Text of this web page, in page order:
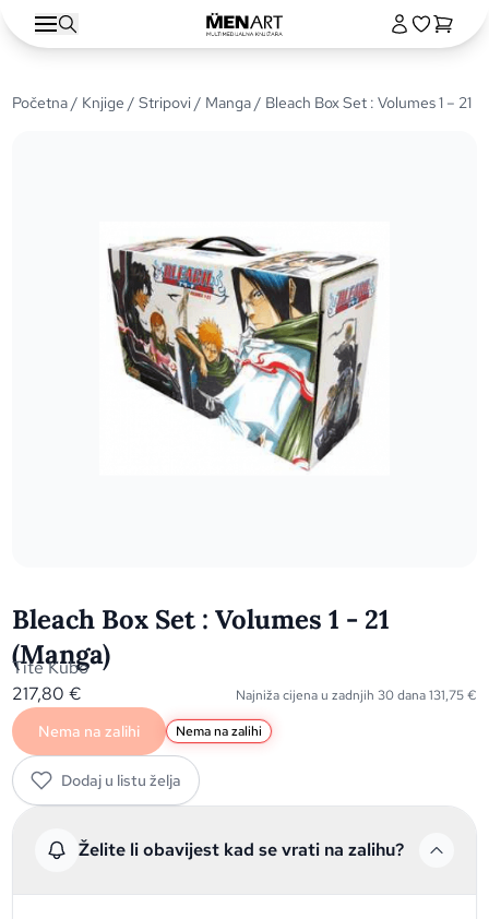
Početna/ Knjige /Stripovi/ Manga/ Bleach Box Set : Volumes 1 – 21
Bleach Box Set : Volumes 1 - 21
(Manga)
Tite Kubo
217,80€ Najniža cijena u zadnjih 30 dana131,75€
Nema na zalihi Nema na zalihi
Dodaj u listu želja
Želite li obavijest kad se vrati na zalihu?